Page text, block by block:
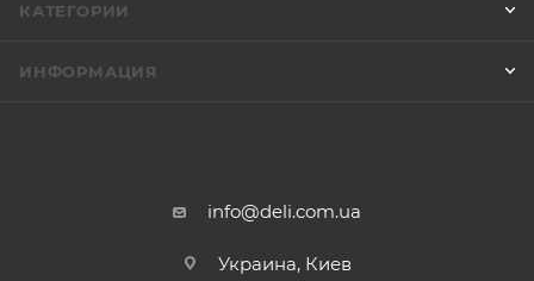
КАТЕГОРИИ
ИНФОРМАЦИЯ
info@deli.com.ua
Украина, Киев